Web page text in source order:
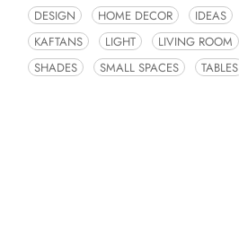
DESIGN
HOME DECOR IDEAS
KAFTANS
LIGHT LIVING ROOM
SHADES
SMALL SPACES TABLES